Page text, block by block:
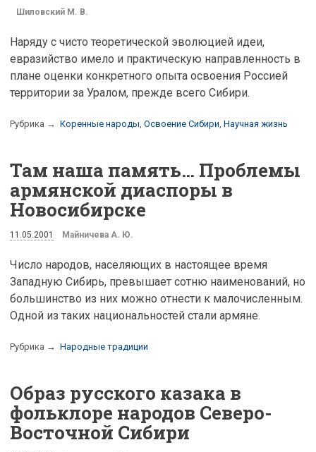
Шиловский М. В.
Наряду с чисто теоретической эволюцией идеи,
евразийство имело и практическую направленность в
плане оценки конкретного опыта освоения Россией
территории за Уралом, прежде всего Сибири.
Рубрика → Коренные народы Освоение Сибири Научная жизнь
Там наша память… Проблемы
армянской диаспоры в
Новосибирске
11.05.2001 Майничева А. Ю.
Число народов, населяющих в настоящее время
Западную Сибирь, превышает сотню наименований, но
большинство из них можно отнести к малочисленным.
Одной из таких национальностей стали армяне.
Рубрика → Народные традиции
Образ русского казака в
фольклоре народов Северо-
Восточной Сибири